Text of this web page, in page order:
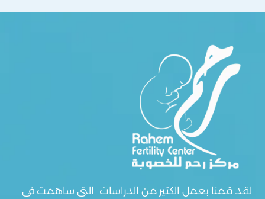
لقد قمنا بعمل الكثير من الدراسات التى ساهمت فى